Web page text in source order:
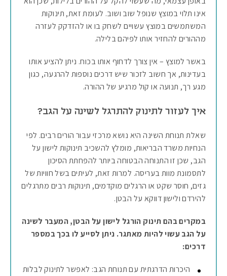
אינו תלוי במוצץ שנופל שוב ושוב. לעומת זאת, תינוקות
המשתמשים במוצץ עשויים לשחק בו או להזדקק לעזרה
מההורים להחזיר אותו לפיהם בלילה.
באשר למוצץ – אין צורך לדחוף אותו בכוח. ניתן להציע אותו
בעדינות, אך חשוב לזכור שיש דרכים נוספות להרגעה, כגון
מגע רך, תנועה או קול מרגיע של ההורה.
איך לעזור לתינוק להתרגל לשינה על הגב?
שאלת תנוחת השינה היא נושא מרכזי עבור הורים רבים. לפי
הנחיות משרד הבריאות, מומלץ להשכיב תינוקות לישון על
הגב, שכן זו התנוחה הבטוחה ביותר להפחתת הסיכון
לתסמונת מוות בעריסה. למרות זאת, לעיתים בשל חוויות של
גזים, חוסר שקט או הרגלים מוקדמים, תינוקות רבים מתרגלים
להירדם ולישון דווקא על הבטן.
במקרים בהם תינוק הורגל לישון על הבטן, המעבר לשינה
על הגב עשוי להיות מאתגר. ניתן לסייע לו בכך במספר
דרכים:
היכרות הדרגתית עם תנוחת הגב: לאפשר לתינוק לבלות